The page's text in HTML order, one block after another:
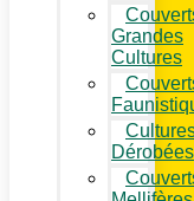
Grandes
Cultures
Dérobées